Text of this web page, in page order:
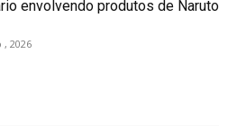
envolvendo produtos de Naruto
, 2026